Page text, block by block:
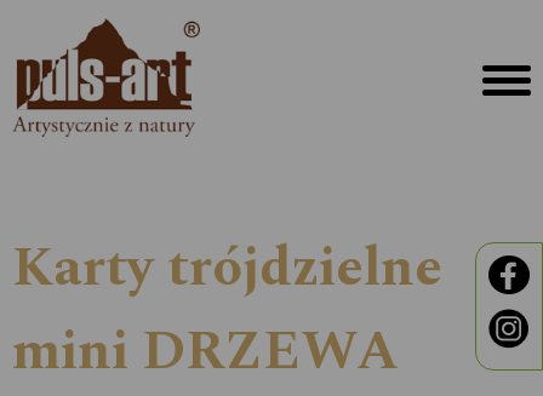
Karty trójdzielne
mini DRZEWA